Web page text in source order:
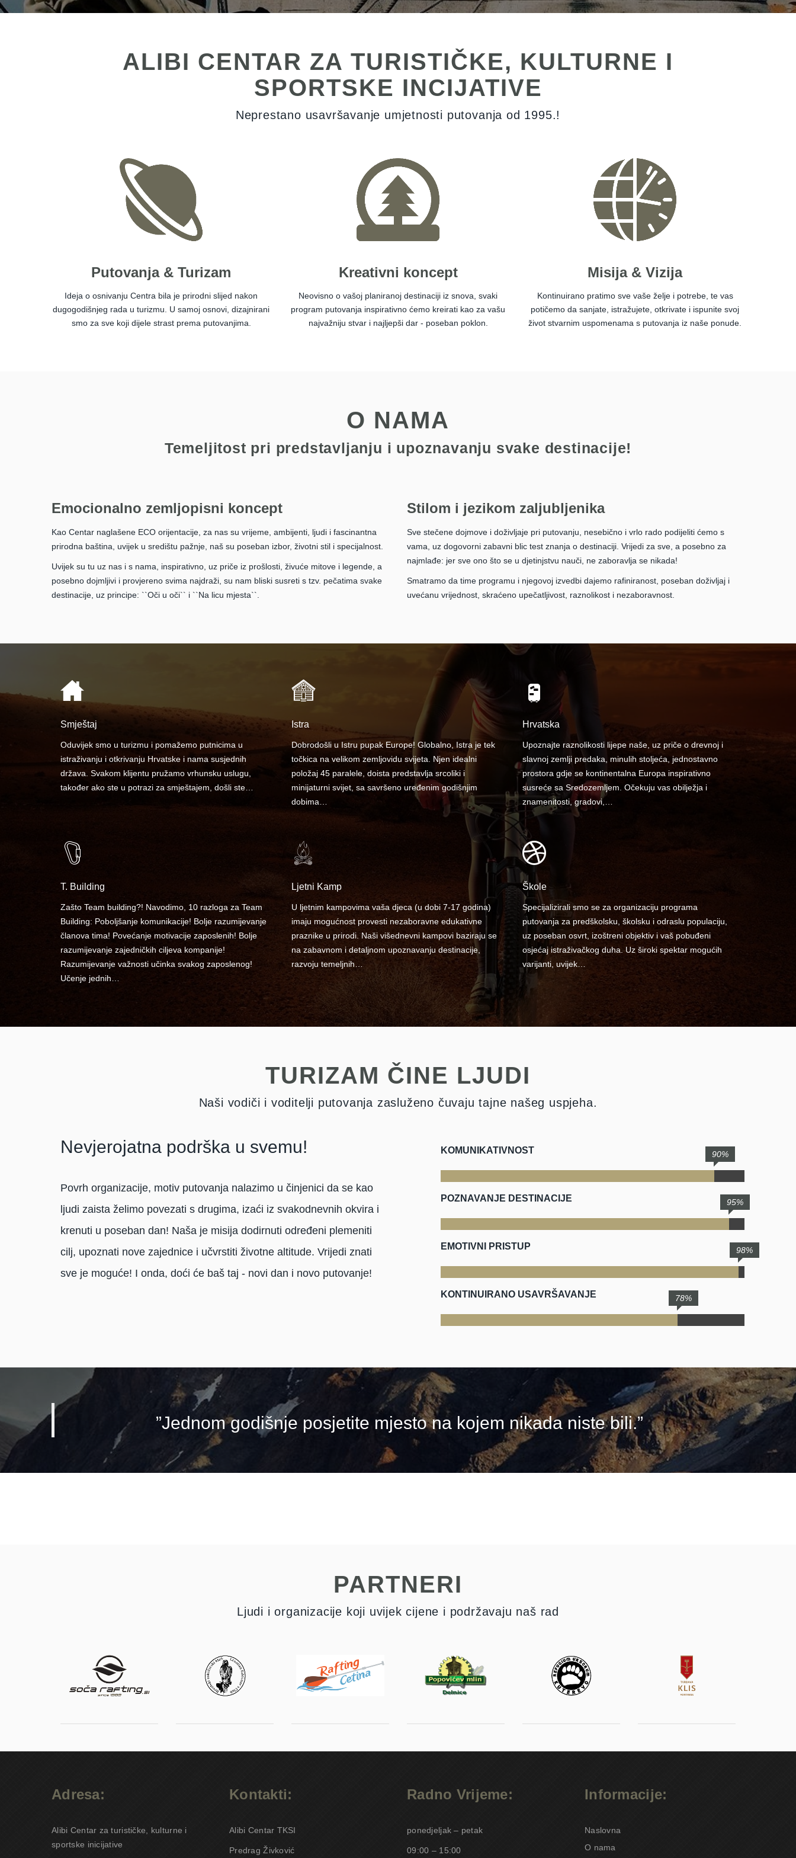
ALIBI CENTAR ZA TURISTIČKE, KULTURNE I
SPORTSKE INCIJATIVE
Neprestano usavršavanje umjetnosti putovanja od 1995.!
Putovanja & Turizam
Ideja o osnivanju Centra bila je prirodni slijed nakon
dugogodišnjeg rada u turizmu. U samoj osnovi, dizajnirani
smo za sve koji dijele strast prema putovanjima.
Kreativni koncept
Neovisno o vašoj planiranoj destinaciji iz snova, svaki
program putovanja inspirativno ćemo kreirati kao za vašu
najvažniju stvar i najljepši dar - poseban poklon.
Misija & Vizija
Kontinuirano pratimo sve vaše želje i potrebe, te vas
potičemo da sanjate, istražujete, otkrivate i ispunite svoj
život stvarnim uspomenama s putovanja iz naše ponude.
O NAMA
Temeljitost pri predstavljanju i upoznavanju svake destinacije!
Emocionalno zemljopisni koncept
Kao Centar naglašene ECO orijentacije, za nas su vrijeme, ambijenti, ljudi i fascinantna
prirodna baština, uvijek u središtu pažnje, naš su poseban izbor, životni stil i specijalnost.
Uvijek su tu uz nas i s nama, inspirativno, uz priče iz prošlosti, živuće mitove i legende, a
posebno dojmljivi i provjereno svima najdraži, su nam bliski susreti s tzv. pečatima svake
destinacije, uz principe: ``Oči u oči`` i ``Na licu mjesta``.
Stilom i jezikom zaljubljenika
Sve stečene dojmove i doživljaje pri putovanju, nesebično i vrlo rado podijeliti ćemo s
vama, uz dogovorni zabavni blic test znanja o destinaciji. Vrijedi za sve, a posebno za
najmlađe: jer sve ono što se u djetinjstvu nauči, ne zaboravlja se nikada!
Smatramo da time programu i njegovoj izvedbi dajemo rafiniranost, poseban doživljaj i
uvećanu vrijednost, skraćeno upečatljivost, raznolikost i nezaboravnost.
Smještaj
Oduvijek smo u turizmu i pomažemo putnicima u
istraživanju i otkrivanju Hrvatske i nama susjednih
država. Svakom klijentu pružamo vrhunsku uslugu,
također ako ste u potrazi za smještajem, došli ste…
Istra
Dobrodošli u Istru pupak Europe! Globalno, Istra je tek
točkica na velikom zemljovidu svijeta. Njen idealni
položaj 45 paralele, doista predstavlja srcoliki i
minijaturni svijet, sa savršeno uređenim godišnjim
dobima…
Hrvatska
Upoznajte raznolikosti lijepe naše, uz priče o drevnoj i
slavnoj zemlji predaka, minulih stoljeća, jednostavno
prostora gdje se kontinentalna Europa inspirativno
susreće sa Sredozemljem. Očekuju vas obilježja i
znamenitosti, gradovi,…
T. Building
Zašto Team building?! Navodimo, 10 razloga za Team
Building: Poboljšanje komunikacije! Bolje razumijevanje
članova tima! Povećanje motivacije zaposlenih! Bolje
razumijevanje zajedničkih ciljeva kompanije!
Razumijevanje važnosti učinka svakog zaposlenog!
Učenje jednih…
Ljetni Kamp
U ljetnim kampovima vaša djeca (u dobi 7-17 godina)
imaju mogućnost provesti nezaboravne edukativne
praznike u prirodi. Naši višednevni kampovi baziraju se
na zabavnom i detaljnom upoznavanju destinacije,
razvoju temeljnih…
Škole
Specijalizirali smo se za organizaciju programa
putovanja za predškolsku, školsku i odraslu populaciju,
uz poseban osvrt, izoštreni objektiv i vaš pobuđeni
osjećaj istraživačkog duha. Uz široki spektar mogućih
varijanti, uvijek…
TURIZAM ČINE LJUDI
Naši vodiči i voditelji putovanja zasluženo čuvaju tajne našeg uspjeha.
Nevjerojatna podrška u svemu!
Povrh organizacije, motiv putovanja nalazimo u činjenici da se kao
ljudi zaista želimo povezati s drugima, izaći iz svakodnevnih okvira i
krenuti u poseban dan! Naša je misija dodirnuti određeni plemeniti
cilj, upoznati nove zajednice i učvrstiti životne altitude. Vrijedi znati
sve je moguće! I onda, doći će baš taj - novi dan i novo putovanje!
KOMUNIKATIVNOST 90%
POZNAVANJE DESTINACIJE 95%
EMOTIVNI PRISTUP 98%
KONTINUIRANO USAVRŠAVANJE 78%
”Jednom godišnje posjetite mjesto na kojem nikada niste bili.”
PARTNERI
Ljudi i organizacije koji uvijek cijene i podržavaju naš rad
Adresa:
Alibi Centar za turističke, kulturne i
sportske inicijative
Kontakti:
Alibi Centar TKSI
Predrag Živković
Radno Vrijeme:
ponedjeljak – petak
09:00 – 15:00
Informacije:
Naslovna
O nama